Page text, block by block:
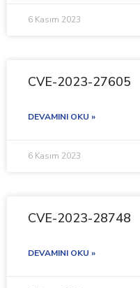
6 Kasım 2023
CVE-2023-27605
DEVAMINI OKU »
6 Kasım 2023
CVE-2023-28748
DEVAMINI OKU »